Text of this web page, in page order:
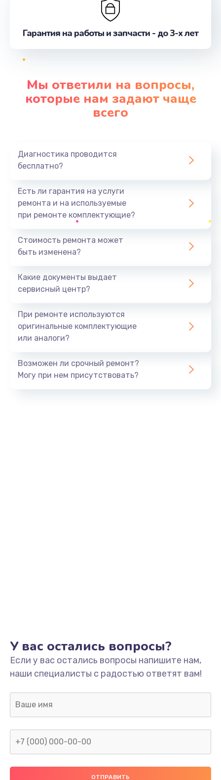
Гарантия на работы и запчасти - до 3-х лет
Мы ответили на вопросы,
которые нам задают чаще
всего
Диагностика проводится
бесплатно?
Есть ли гарантия на услуги
ремонта и на используемые
при ремонте комплектующие?
Стоимость ремонта может
быть изменена?
Какие документы выдает
сервисный центр?
При ремонте используются
оригинальные комплектующие
или аналоги?
Возможен ли срочный ремонт?
Могу при нем присутствовать?
У вас остались вопросы?
Если у вас остались вопросы напишите нам,
наши специалисты с радостью ответят вам!